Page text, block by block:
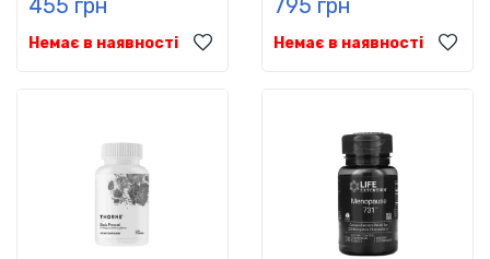
455 грн
Немає в наявності
795 грн
Немає в наявності